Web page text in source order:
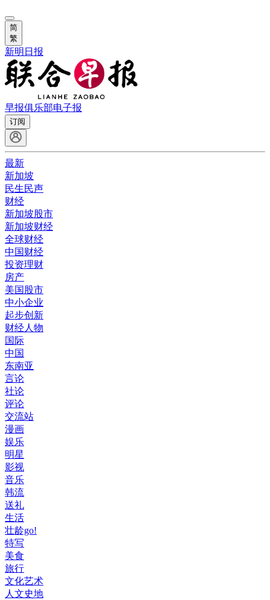
简
繁
新明日报
早报俱乐部电子报
订阅
最新
新加坡
民生民声
财经
新加坡股市
新加坡财经
全球财经
中国财经
投资理财
房产
美国股市
中小企业
起步创新
财经人物
国际
中国
东南亚
言论
社论
评论
交流站
漫画
娱乐
明星
影视
音乐
韩流
送礼
生活
壮龄go!
特写
美食
旅行
文化艺术
人文史地